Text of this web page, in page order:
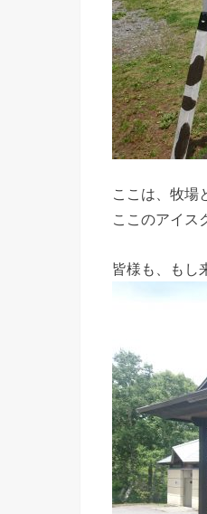
ここは、牧場
ここのアイス
皆様も、もし